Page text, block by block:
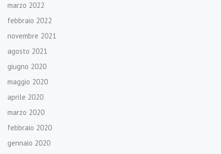
marzo 2022
febbraio 2022
novembre 2021
agosto 2021
giugno 2020
maggio 2020
aprile 2020
marzo 2020
febbraio 2020
gennaio 2020